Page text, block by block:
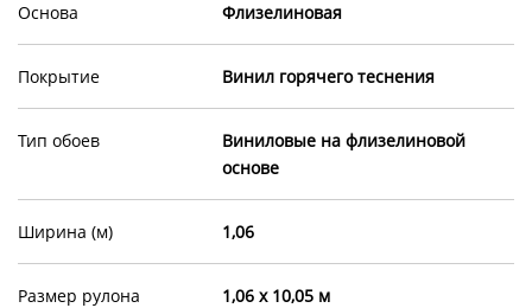
Основа Флизелиновая
Покрытие Винил горячего теснения
Тип обоев
Виниловые на флизелиновой
основе
Ширина (м) 1,06
Размер рулона 1,06 х 10,05 м